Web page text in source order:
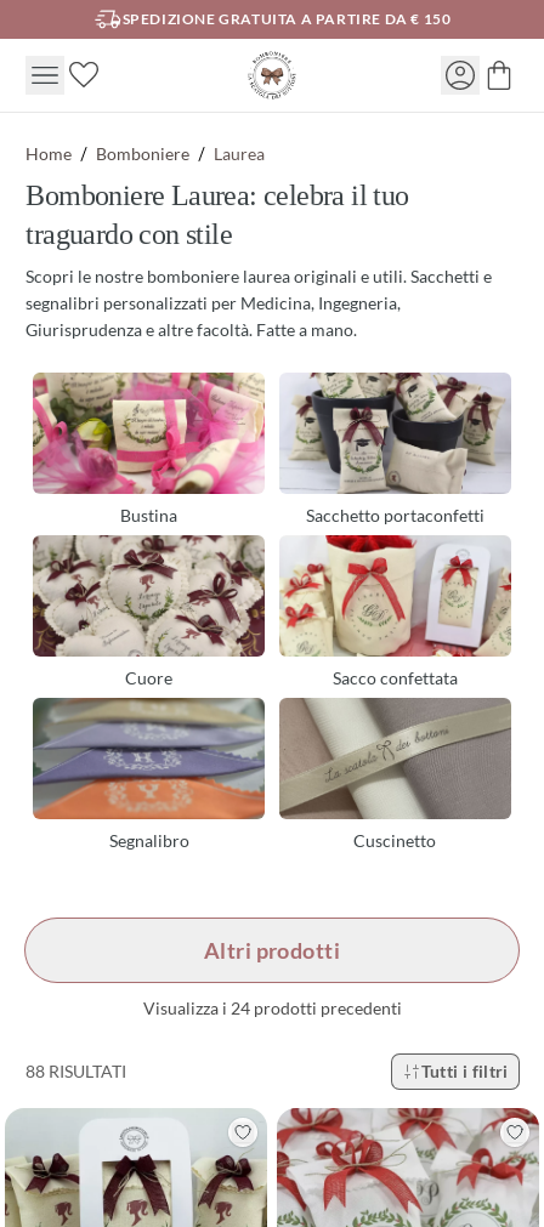
SPEDIZIONE GRATUITA A PARTIRE DA € 150
Home Bomboniere Laurea
Bomboniere Laurea: celebra il tuo
traguardo con stile
Scopri le nostre bomboniere laurea originali e utili. Sacchetti e
segnalibri personalizzati per Medicina, Ingegneria,
Giurisprudenza e altre facoltà. Fatte a mano.
Bustina Sacchetto portaconfetti
Cuore Sacco confettata
Segnalibro Cuscinetto
Altri prodotti
Visualizza i 24 prodotti precedenti
88 RISULTATI Tutti i filtri